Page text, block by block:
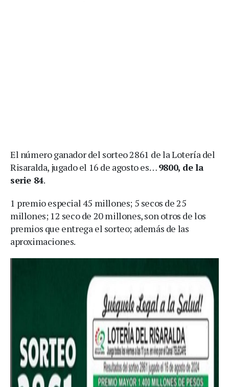
El número ganador del sorteo 2861 de la Lotería del
Risaralda, jugado el 16 de agosto es…9800, de la
serie 84.
1 premio especial 45 millones; 5 secos de 25
millones; 12 seco de 20 millones, son otros de los
premios que entrega el sorteo; además de las
aproximaciones.